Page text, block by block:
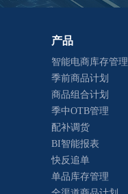
产品
智能电商库存管理
季前商品计划
商品组合计划
季中OTB管理
配补调货
BI智能报表
快反追单
单品库存管理